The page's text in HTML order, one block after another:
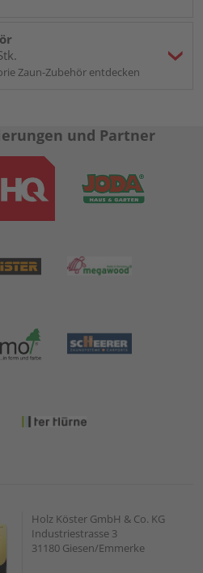
Zaun-Zubehör entdecken
und Partner
Holz Köster GmbH & Co. KG
Industriestrasse 3
31180 Giesen/Emmerke